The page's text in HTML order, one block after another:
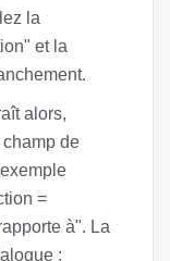
la
et la
alors,
de
=
à". La
: